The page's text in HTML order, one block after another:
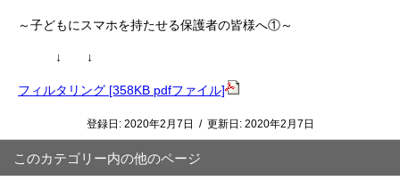
～子どもにスマホを持たせる保護者の皆様へ①～
↓ ↓
フィルタリング [358KB pdfファイル]
登録日: 2020年2月7日 / 更新日: 2020年2月7日
このカテゴリー内の他のページ